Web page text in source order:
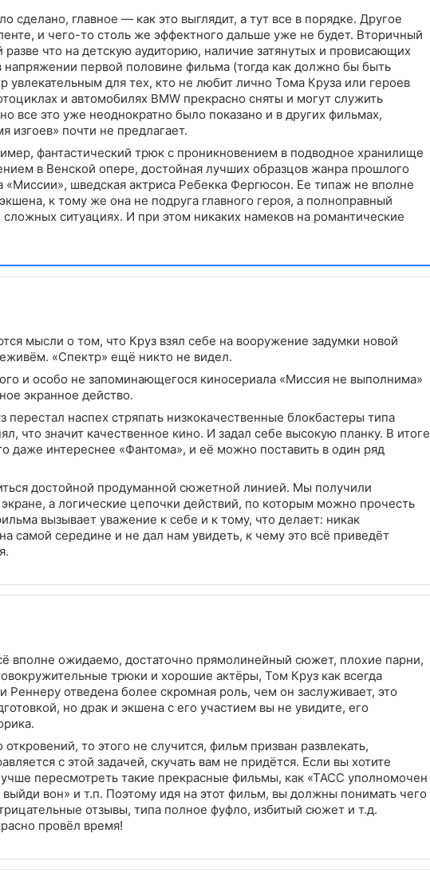
сделано, главное — как это выглядит, а тут все в порядке. Другое
и чего-то столь же эффектного дальше уже не будет. Вторичный
что на детскую аудиторию, наличие затянутых и провисающих
первой половине фильма (тогда как должно бы быть
увлекательным для тех, кто не любит лично Тома Круза или героев
и автомобилях BMW прекрасно сняты и могут служить
все это уже неоднократно было показано и в других фильмах,
изгоев» почти не предлагает.
фантастический трюк с проникновением в подводное хранилище
в Венской опере, достойная лучших образцов жанра прошлого
«Миссии», шведская актриса Ребекка Фергюсон. Ее типаж не вполне
к тому же она не подруга главного героя, а полноправный
ситуациях. И при этом никаких намеков на романтические
мысли о том, что Круз взял себе на вооружение задумки новой
«Спектр» ещё никто не видел.
и особо не запоминающегося киносериала «Миссия не выполнима»
экранное действо.
наспех стряпать низкокачественные блокбастеры типа
что значит качественное кино. И задал себе высокую планку. В итоге
даже интереснее «Фантома», и её можно поставить в один ряд
достойной продуманной сюжетной линией. Мы получили
а логические цепочки действий, по которым можно прочесть
вызывает уважение к себе и к тому, что делает: никак
самой середине и не дал нам увидеть, к чему это всё приведёт
вполне ожидаемо, достаточно прямолинейный сюжет, плохие парни,
трюки и хорошие актёры, Том Круз как всегда
отведена более скромная роль, чем он заслуживает, это
но драк и экшена с его участием вы не увидите, его
то этого не случится, фильм призван развлекать,
с этой задачей, скучать вам не придётся. Если вы хотите
пересмотреть такие прекрасные фильмы, как «ТАСС уполномочен
вон» и т.п. Поэтому идя на этот фильм, вы должны понимать чего
отзывы, типа полное фуфло, избитый сюжет и т.д.
провёл время!